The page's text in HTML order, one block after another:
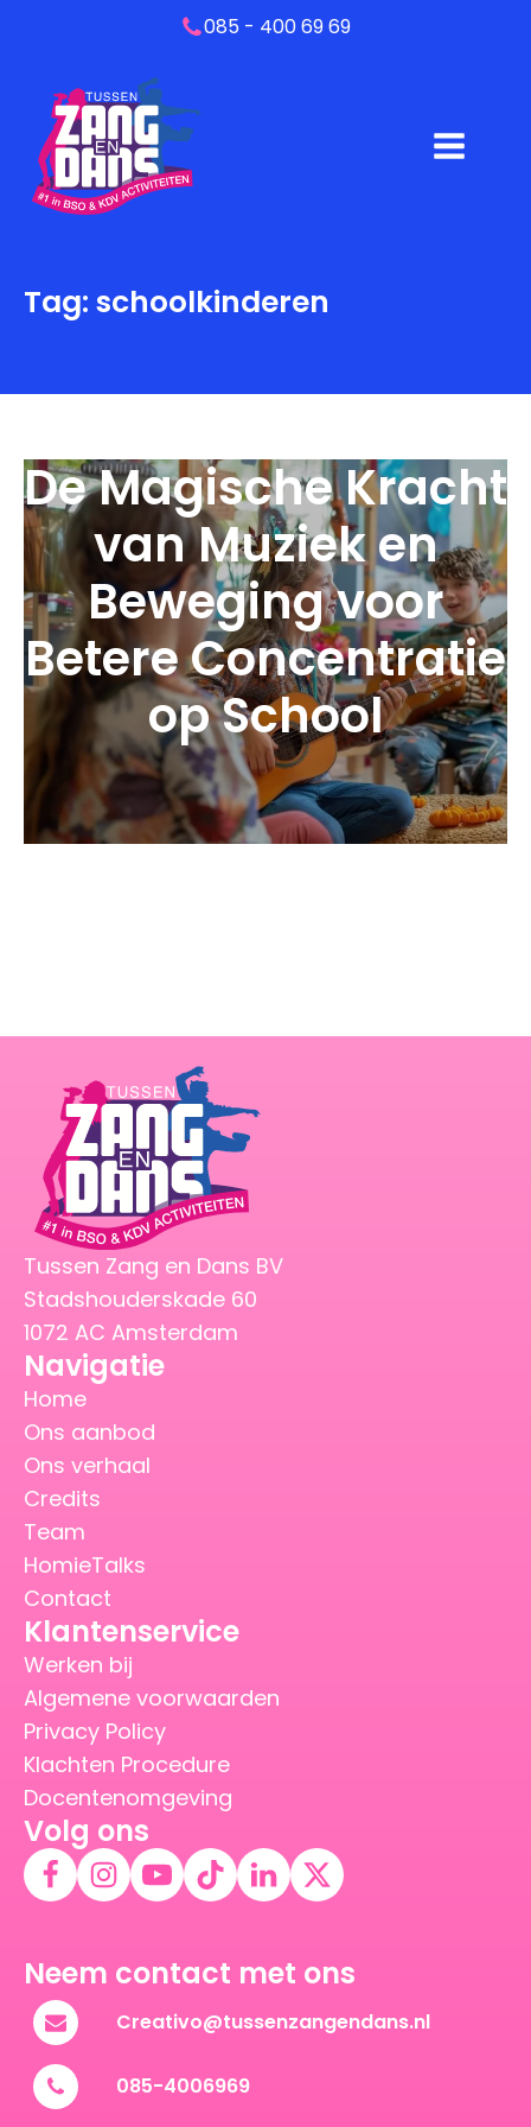
085 - 400 69 69
Tag: schoolkinderen
De Magische Kracht
van Muziek en
Beweging voor
Betere Concentratie
op School
Tussen Zang en Dans BV
Stadshouderskade 60
1072 AC Amsterdam
Navigatie
Home
Ons aanbod
Ons verhaal
Credits
Team
HomieTalks
Contact
Klantenservice
Werken bij
Algemene voorwaarden
Privacy Policy
Klachten Procedure
Docentenomgeving
Volg ons
Neem contact met ons
Creativo@tussenzangendans.nl
085-4006969